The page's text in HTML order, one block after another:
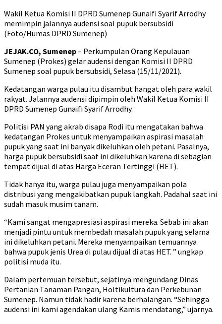
Wakil Ketua Komisi II DPRD Sumenep Gunaifi Syarif Arrodhy
memimpin jalannya audensi soal pupuk bersubsidi
(Foto/Humas DPRD Sumenep)
JEJAK.CO, Sumenep– Perkumpulan Orang Kepulauan
Sumenep (Prokes) gelar audensi dengan Komisi II DPRD
Sumenep soal pupuk bersubsidi, Selasa (15/11/2021).
Kedatangan warga pulau itu disambut hangat oleh para wakil
rakyat. Jalannya audensi dipimpin oleh Wakil Ketua Komisi II
DPRD Sumenep Gunaifi Syarif Arrodhy.
Politisi PAN yang akrab disapa Rodi itu mengatakan bahwa
kedatangan Prokes untuk menyampaikan aspirasi masalah
pupuk yang saat ini banyak dikeluhkan oleh petani. Pasalnya,
harga pupuk bersubsidi saat ini dikeluhkan karena di sebagian
tempat dijual di atas Harga Eceran Tertinggi (HET).
Tidak hanya itu, warga pulau juga menyampaikan pola
distribusi yang mengakibatkan pupuk langkah. Padahal saat ini
sudah masuk musim tanam.
“Kami sangat mengapresiasi aspirasi mereka. Sebab ini akan
menjadi pintu untuk membedah masalah pupuk yang selama
ini dikeluhkan petani. Mereka menyampaikan temuannya
bahwa pupuk jenis Urea di pulau dijual di atas HET. ” ungkap
politisi muda itu.
Dalam pertemuan tersebut, sejatinya mengundang Dinas
Pertanian Tanaman Pangan, Holtikultura dan Perkebunan
Sumenep. Namun tidak hadir karena berhalangan. “Sehingga
audensi ini kami agendakan ulang Kamis mendatang,” ujarnya.